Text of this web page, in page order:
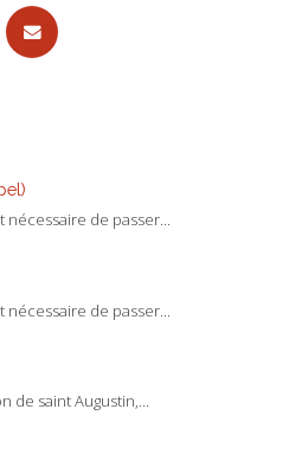
de passer...
de passer...
de saint Augustin,...